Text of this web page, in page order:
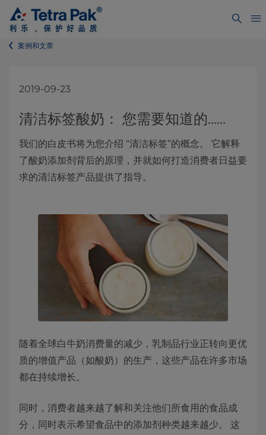
案例和文章
2019-09-23
清洁标签酸奶： 您需要知道的......
我们的白皮书将为您介绍 “清洁标签”的概念。 它解释
了酸奶添加剂背后的原理，并就如何打造消费者日益要
求的清洁标签产品提供了指导。
随着全球白牛奶消费量的减少，乳制品行业正转向更优
质的增值产品（如酸奶）的生产，这些产品在许多市场
都在持续增长。
同时，消费者越来越了解和关注他们所食用的食品成
分，同时表示希望食品中的添加剂种类越来越少。 这